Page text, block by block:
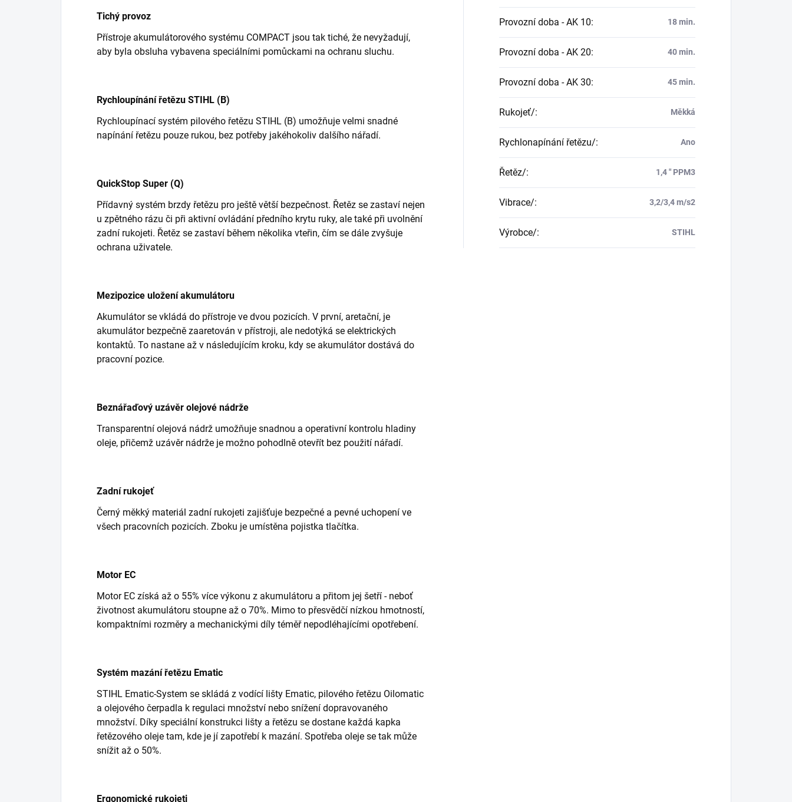
Tichý provoz
Přístroje akumulátorového systému COMPACT jsou tak tiché, že nevyžadují,
aby byla obsluha vybavena speciálními pomůckami na ochranu sluchu.
Rychloupínání řetězu STIHL (B)
Rychloupínací systém pilového řetězu STIHL (B) umožňuje velmi snadné
napínání řetězu pouze rukou, bez potřeby jakéhokoliv dalšího nářadí.
QuickStop Super (Q)
Přídavný systém brzdy řetězu pro ještě větší bezpečnost. Řetěz se zastaví nejen
u zpětného rázu či při aktivní ovládání předního krytu ruky, ale také při uvolnění
zadní rukojeti. Řetěz se zastaví během několika vteřin, čím se dále zvyšuje
ochrana uživatele.
Mezipozice uložení akumulátoru
Akumulátor se vkládá do přístroje ve dvou pozicích. V první, aretační, je
akumulátor bezpečně zaaretován v přístroji, ale nedotýká se elektrických
kontaktů. To nastane až v následujícím kroku, kdy se akumulátor dostává do
pracovní pozice.
Beznářaďový uzávěr olejové nádrže
Transparentní olejová nádrž umožňuje snadnou a operativní kontrolu hladiny
oleje, přičemž uzávěr nádrže je možno pohodlně otevřít bez použití nářadí.
Zadní rukojeť
Černý měkký materiál zadní rukojeti zajišťuje bezpečné a pevné uchopení ve
všech pracovních pozicích. Zboku je umístěna pojistka tlačítka.
Motor EC
Motor EC získá až o 55% více výkonu z akumulátoru a přitom jej šetří - neboť
životnost akumulátoru stoupne až o 70%. Mimo to přesvědčí nízkou hmotností,
kompaktními rozměry a mechanickými díly téměř nepodléhajícími opotřebení.
Systém mazání řetězu Ematic
STIHL Ematic-System se skládá z vodící lišty Ematic, pilového řetězu Oilomatic
a olejového čerpadla k regulaci množství nebo snížení dopravovaného
množství. Díky speciální konstrukci lišty a řetězu se dostane každá kapka
řetězového oleje tam, kde je jí zapotřebí k mazání. Spotřeba oleje se tak může
snížit až o 50%.
Ergonomické rukojeti
Provozní doba - AK 10: 18 min.
Provozní doba - AK 20: 40 min.
Provozní doba - AK 30: 45 min.
Rukojeť/: Měkká
Rychlonapínání řetězu/: Ano
Řetěz/: 1,4 " PPM3
Vibrace/: 3,2/3,4 m/s2
Výrobce/: STIHL